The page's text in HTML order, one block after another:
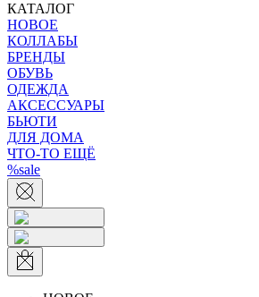
КАТАЛОГ
НОВОЕ
КОЛЛАБЫ
БРЕНДЫ
ОБУВЬ
ОДЕЖДА
АКСЕССУАРЫ
БЬЮТИ
ДЛЯ ДОМА
ЧТО-ТО ЕЩЁ
%sale